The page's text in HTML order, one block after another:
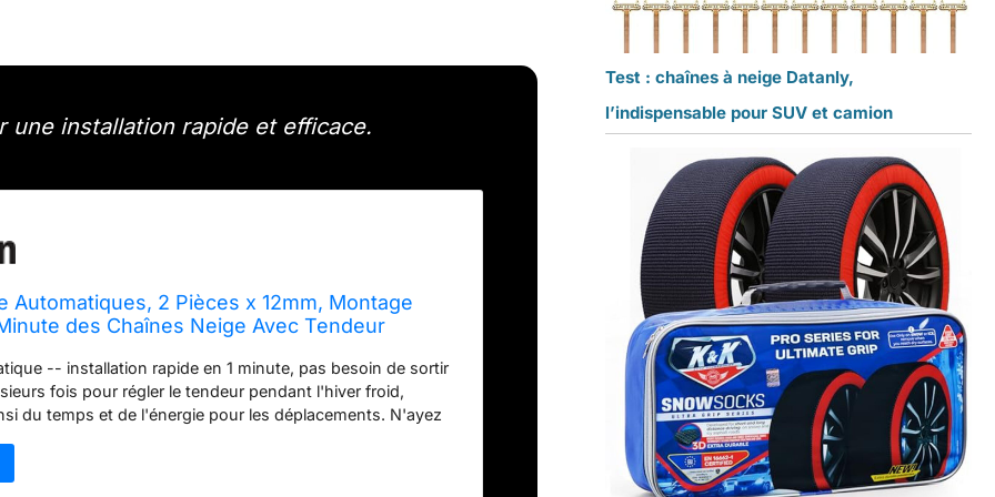
une installation rapide et efficace.
Automatiques, 2 Pièces x 12mm, Montage
des Chaînes Neige Avec Tendeur
Pickups et SUV (HKN 120)
-- installation rapide en 1 minute, pas besoin de sortir
fois pour régler le tendeur pendant l'hiver froid,
du temps et de l'énergie pour les déplacements. N'ayez
durable et plus résistant à l'usure que le TPU, offre une
et adhérence sur la neige, la boue, le sable et la glace,
Test : chaînes à neige Datanly,
l’indispensable pour SUV et camion